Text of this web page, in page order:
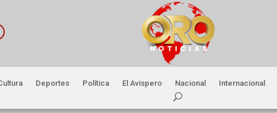
Deportes Política El Avispero Nacional Internacional